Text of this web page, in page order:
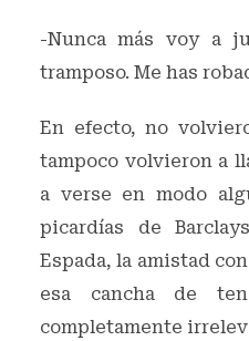
-Nunca más voy a
tramposo. Me has
En efecto, no
tampoco volvieron a
a verse en modo
picardías de
Espada, la amistad
esa cancha de
completamente